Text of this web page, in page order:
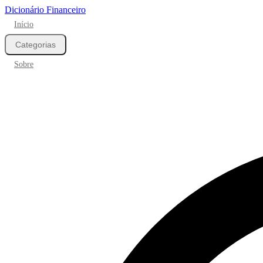
Dicionário Financeiro
Início
Categorias
Sobre